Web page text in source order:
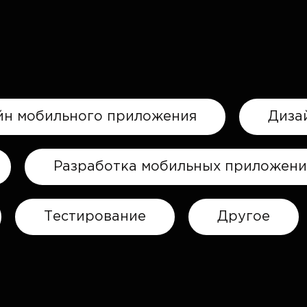
мобильного приложения
Разработка мобильных
Тестирование Другое